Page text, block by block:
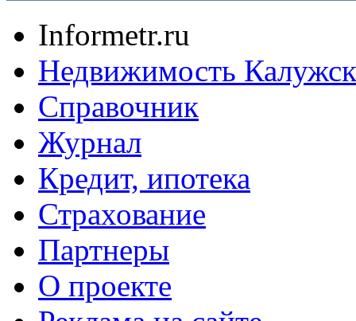
Informetr.ru
Недвижимость
Справочник
Журнал
Кредит, ипотека
Страхование
Партнеры
O проекте